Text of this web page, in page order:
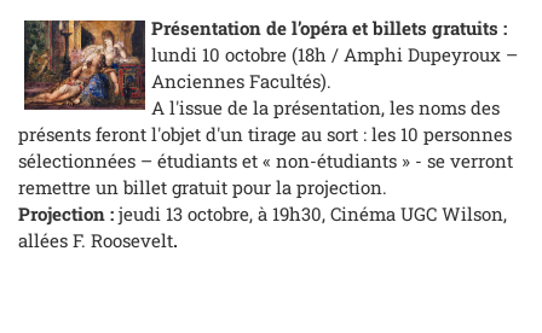
Présentation de l’opéra et billets gratuits :
lundi 10 octobre (18h / Amphi Dupeyroux –
Anciennes Facultés).
A l'issue de la présentation, les noms des
présents feront l'objet d'un tirage au sort : les 10 personnes
sélectionnées – étudiants et « non-étudiants » - se verront
remettre un billet gratuit pour la projection.
Projection : jeudi 13 octobre, à 19h30, Cinéma UGC Wilson,
allées F. Roosevelt.